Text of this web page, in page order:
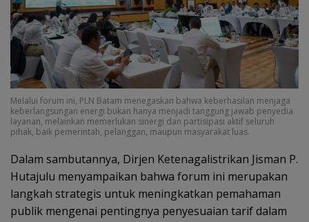
Melalui forum ini, PLN Batam menegaskan bahwa keberhasilan menjaga
keberlangsungan energi bukan hanya menjadi tanggung jawab penyedia
layanan, melainkan memerlukan sinergi dan partisipasi aktif seluruh
pihak, baik pemerintah, pelanggan, maupun masyarakat luas.
Dalam sambutannya, Dirjen Ketenagalistrikan Jisman P.
Hutajulu menyampaikan bahwa forum ini merupakan
langkah strategis untuk meningkatkan pemahaman
publik mengenai pentingnya penyesuaian tarif dalam